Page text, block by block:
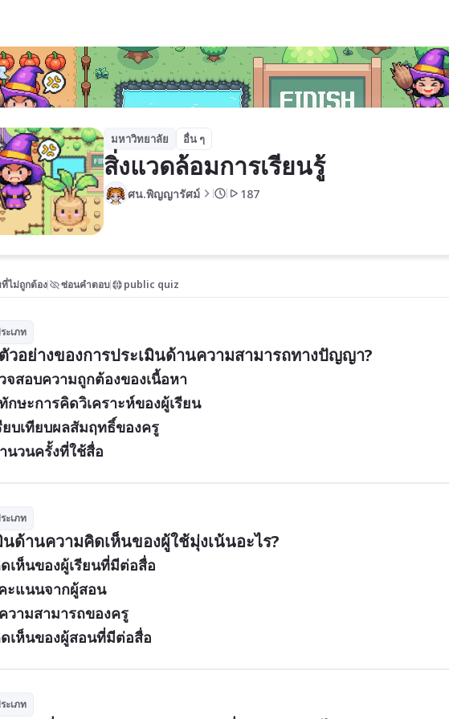
มหาวิทยาลัย อื่น ๆ
สิ่งแวดล้อมการเรียนรู้
ศน.พิญญารัศม์ 187
ไม่ถูกต้อง ซ่อนคำตอบ public quiz
ะเภท
วอย่างของการประเมินด้านความสามารถทางปัญญา?
จสอบความถูกต้องของเนื้อหา
กษะการคิดวิเคราะห์ของผู้เรียน
ยบเทียบผลสัมฤทธิ์ของครู
นวนครั้งที่ใช้สื่อ
ะเภท
นด้านความคิดเห็นของผู้ใช้มุ่งเน้นอะไร?
เห็นของผู้เรียนที่มีต่อสื่อ
ะแนนจากผู้สอน
วามสามารถของครู
เห็นของผู้สอนที่มีต่อสื่อ
ะเภท